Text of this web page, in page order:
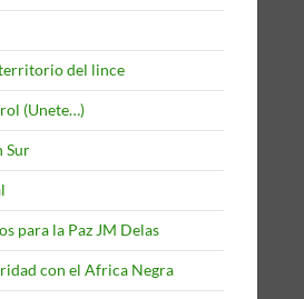
del lince
(Unete…)
Sur
para la Paz JM Delas
con el Africa Negra